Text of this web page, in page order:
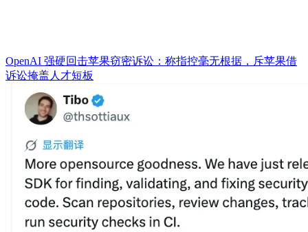
OpenAI 强硬回击苹果窃密诉讼：称指控毫无根据，斥苹果借
诉讼掩盖人才短板